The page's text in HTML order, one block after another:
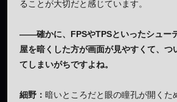
ることが大切だと感じています。
——確かに、FPSやTPSといったシュー
屋を暗くした方が画面が見やすくて、つ
てしまいがちですよね。
細野： 暗いところだと眼の瞳孔が開くた